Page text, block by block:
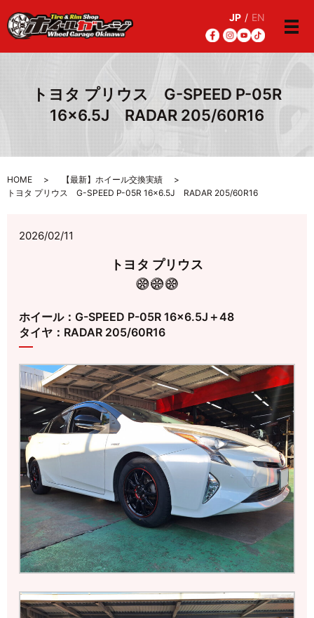
JP / EN
メ
トヨタ プリウス G-SPEED P-05R
16×6.5J RADAR 205/60R16
HOME
【最新】ホイール交換実績
トヨタ プリウス G-SPEED P-05R 16×6.5J RADAR 205/60R16
2026/02/11
トヨタ プリウス
ホイール：G-SPEED P-05R 16×6.5J＋48
タイヤ：RADAR 205/60R16